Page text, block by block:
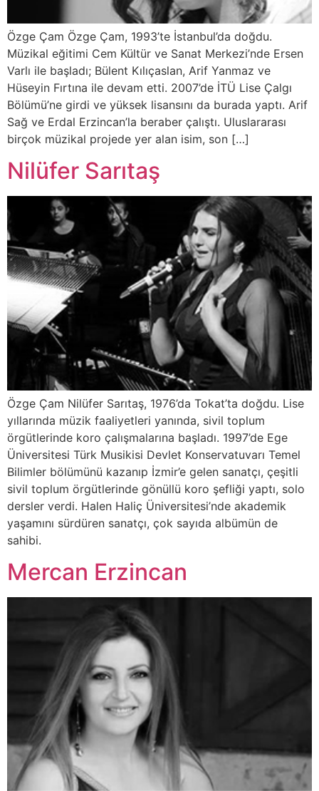
Özge Çam Özge Çam, 1993’te İstanbul’da doğdu.
Müzikal eğitimi Cem Kültür ve Sanat Merkezi’nde Ersen
Varlı ile başladı; Bülent Kılıçaslan, Arif Yanmaz ve
Hüseyin Fırtına ile devam etti. 2007’de İTÜ Lise Çalgı
Bölümü’ne girdi ve yüksek lisansını da burada yaptı. Arif
Sağ ve Erdal Erzincan’la beraber çalıştı. Uluslararası
birçok müzikal projede yer alan isim, son […]
Nilüfer Sarıtaş
Özge Çam Nilüfer Sarıtaş, 1976’da Tokat’ta doğdu. Lise
yıllarında müzik faaliyetleri yanında, sivil toplum
örgütlerinde koro çalışmalarına başladı. 1997’de Ege
Üniversitesi Türk Musikisi Devlet Konservatuvarı Temel
Bilimler bölümünü kazanıp İzmir’e gelen sanatçı, çeşitli
sivil toplum örgütlerinde gönüllü koro şefliği yaptı, solo
dersler verdi. Halen Haliç Üniversitesi’nde akademik
yaşamını sürdüren sanatçı, çok sayıda albümün de
sahibi.
Mercan Erzincan